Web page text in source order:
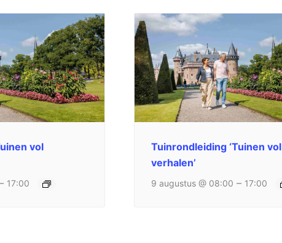
vol
17:00
Tuinrondleiding ‘Tuinen vol
verhalen’
9 augustus @ 08:00 – 17:00